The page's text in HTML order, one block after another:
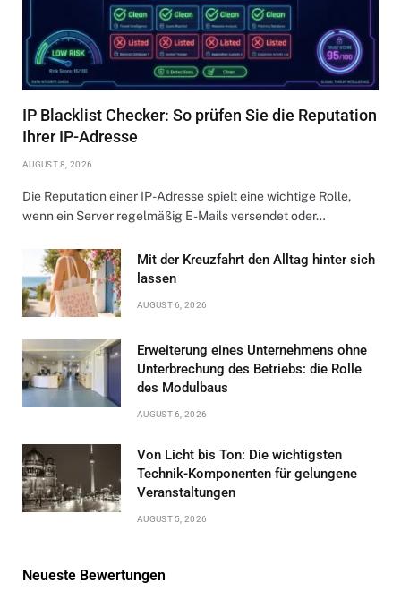
IP Blacklist Checker: So prüfen Sie die Reputation
Ihrer IP-Adresse
AUGUST 8, 2026
Die Reputation einer IP-Adresse spielt eine wichtige Rolle,
wenn ein Server regelmäßig E-Mails versendet oder…
Mit der Kreuzfahrt den Alltag hinter sich
lassen
AUGUST 6, 2026
Erweiterung eines Unternehmens ohne
Unterbrechung des Betriebs: die Rolle
des Modulbaus
AUGUST 6, 2026
Von Licht bis Ton: Die wichtigsten
Technik-Komponenten für gelungene
Veranstaltungen
AUGUST 5, 2026
Neueste Bewertungen